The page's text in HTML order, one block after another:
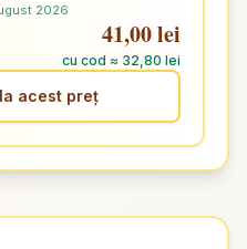
2026
41,00 lei
cu cod ≈ 32,80 lei
acest preț